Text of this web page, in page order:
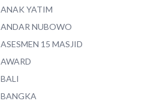
ANAK YATIM
ANDAR NUBOWO
ASESMEN 15 MASJID
AWARD
BALI
BANGKA